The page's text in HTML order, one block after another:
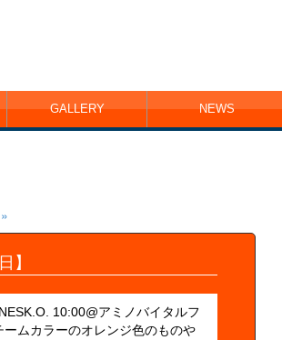
GALLERY NEWS
】
10:00@アミノバイタルフ
ムカラーのオレンジ色のものや